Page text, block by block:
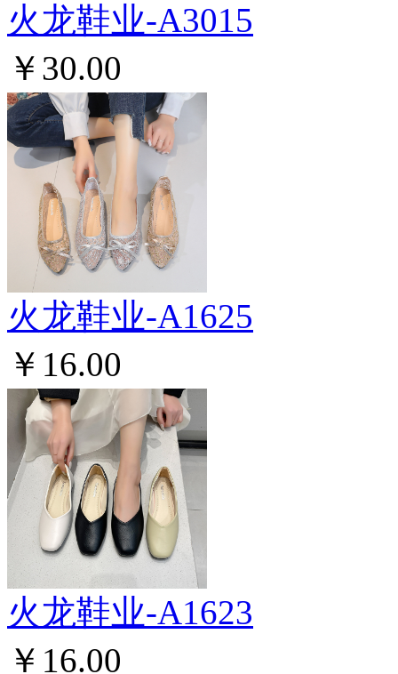
火龙鞋业-A3015
￥30.00
火龙鞋业-A1625
￥16.00
火龙鞋业-A1623
￥16.00